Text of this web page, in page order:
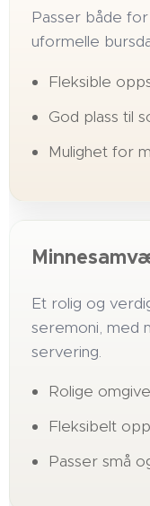
Passer både
uformelle
Fleksible
God plass til
Mulighet for
Et rolig og
seremoni, med
servering.
Rolige
Fleksibelt
Passer små